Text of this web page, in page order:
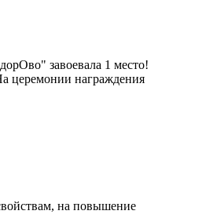
завоевала 1 место!
церемонии награждения
на повышение